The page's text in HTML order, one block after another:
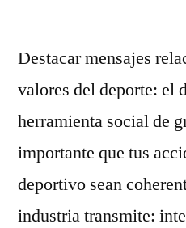
Destacar mensajes
valores del deporte: el
herramienta social de
importante que tus
deportivo sean
industria transmite: